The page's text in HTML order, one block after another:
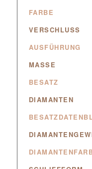
FARBE
VERSCHLUSS
AUSFÜHRUNG
MASSE
BESATZ
DIAMANTEN